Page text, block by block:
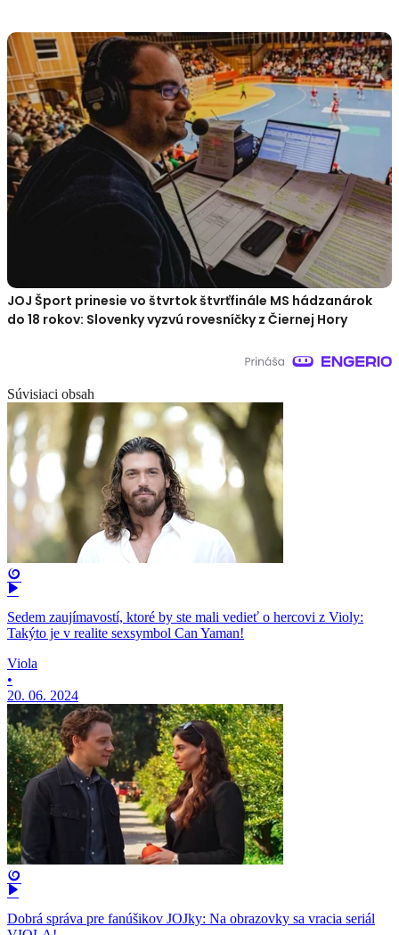
JOJ Šport prinesie vo štvrtok štvrťfinále MS hádzanárok
do 18 rokov: Slovenky vyzvú rovesníčky z Čiernej Hory
Súvisiaci obsah
Sedem zaujímavostí, ktoré by ste mali vedieť o hercovi z Violy:
Takýto je v realite sexsymbol Can Yaman!
Viola
•
20. 06. 2024
Dobrá správa pre fanúšikov JOJky: Na obrazovky sa vracia seriál